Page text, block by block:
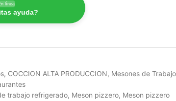
línea
ayuda?
, COCCION ALTA PRODUCCION, Mesones de Trabajo
trabajo refrigerado, Meson pizzero, Meson pizzero